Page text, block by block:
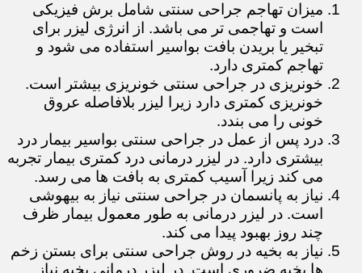
میزان تهاجم جراحی سنتی شامل برش فیزیکی
است و تهاجمی تر می باشد. از انرژی لیزر برای
تبخیر یا بریدن بافت بواسیر استفاده می شود و
تهاجم کمتری دارد.
خونریزی در جراحی سنتی خونریزی بیشتر است.
خونریزی کمتری دارد زیرا لیزر بلافاصله عروق
خونی را می بندد.
درد پس از عمل در جراحی سنتی بواسیر بیمار درد
بیشتری دارد. در لیزر درمانی درد کمتری بیمار تجربه
می کند زیرا آسیب کمتری به بافت ها می رسد.
نیاز به پانسمان در جراحی سنتی نیاز به بیهوشی
است. در لیزر درمانی به طور معمول بیمار ظرف
چند روز بهبود پیدا می کند.
نیاز به بخیه در روش جراحی سنتی برای بستن زخم
ها بخیه ضروری است. در لیزر درمانی بخیه نیاز